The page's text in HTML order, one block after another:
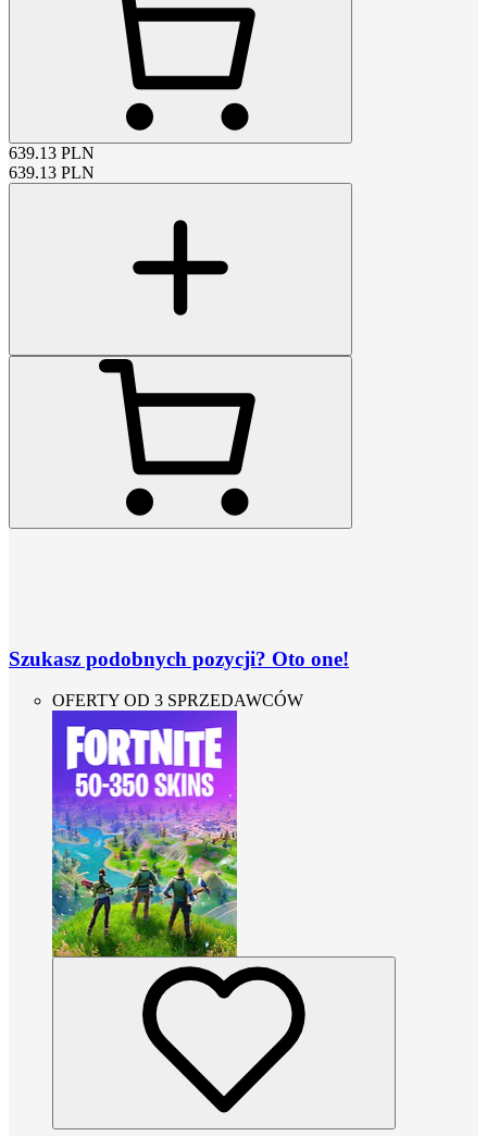
639.13 PLN
639.13 PLN
Szukasz podobnych pozycji? Oto one!
OFERTY OD 3 SPRZEDAWCÓW